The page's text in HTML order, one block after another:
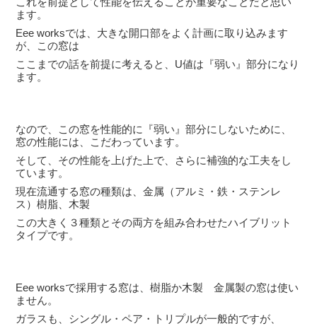
ます。
Eee worksでは、大きな開口部をよく計画に取り込みます
が、この窓は
ここまでの話を前提に考えると、U値は『弱い』部分になり
ます。
なので、この窓を性能的に『弱い』部分にしないために、
窓の性能には、こだわっています。
そして、その性能を上げた上で、さらに補強的な工夫をし
ています。
現在流通する窓の種類は、金属（アルミ・鉄・ステンレ
ス）樹脂、木製
この大きく３種類とその両方を組み合わせたハイブリット
タイプです。
Eee worksで採用する窓は、樹脂か木製 金属製の窓は使い
ません。
ガラスも、シングル・ペア・トリプルが一般的ですが、